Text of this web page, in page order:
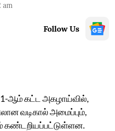
am
Follow Us
ஆம் கட்ட அகழாய்வில்,
வடிகால் அமைப்பும்,
கண்டறியப்பட்டுள்ளன.